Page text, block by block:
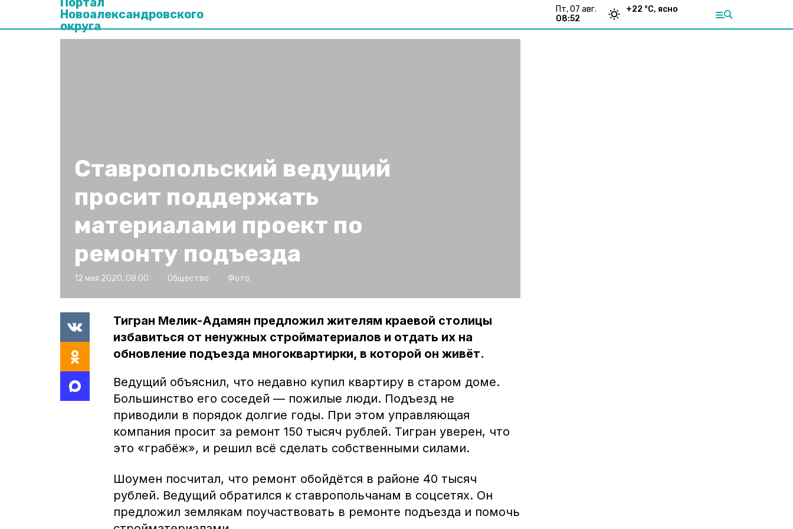
Новоалександровского
округа
пт, 07 авг.
08:52
+22 °С, ясно
Ставропольский ведущий
просит поддержать
материалами проект по
ремонту подъезда
12 мая 2020, 08:00 Общество Фото:
Тигран Мелик-Адамян предложил жителям краевой столицы
избавиться от ненужных стройматериалов и отдать их на
обновление подъезда многоквартирки, в которой он живёт.
Ведущий объяснил, что недавно купил квартиру в старом доме.
Большинство его соседей — пожилые люди. Подъезд не
приводили в порядок долгие годы. При этом управляющая
компания просит за ремонт 150 тысяч рублей. Тигран уверен, что
это «грабёж», и решил всё сделать собственными силами.
Шоумен посчитал, что ремонт обойдётся в районе 40 тысяч
рублей. Ведущий обратился к ставропольчанам в соцсетях. Он
предложил землякам поучаствовать в ремонте подъезда и помочь